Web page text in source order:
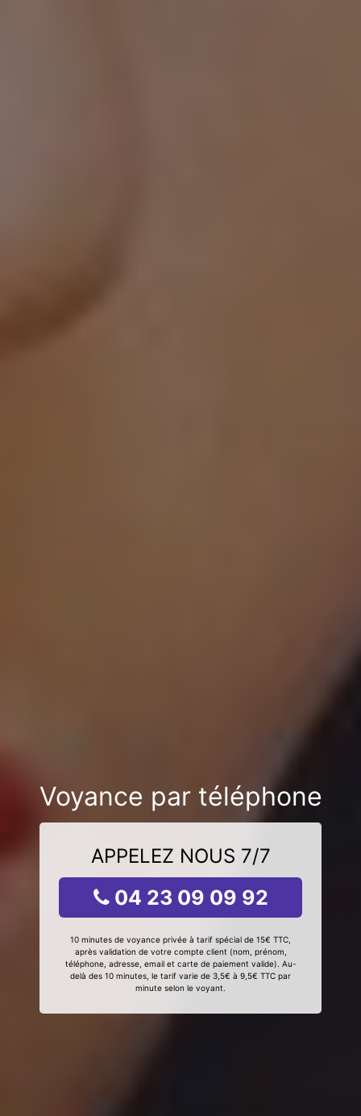
Voyance par téléphone
APPELEZ NOUS 7/7
04 23 09 09 92
10 minutes de voyance privée à tarif spécial de 15€ TTC,
après validation de votre compte client (nom, prénom,
téléphone, adresse, email et carte de paiement valide). Au-
delà des 10 minutes, le tarif varie de 3,5€ à 9,5€ TTC par
minute selon le voyant.